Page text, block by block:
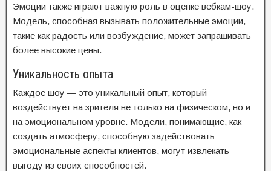
Эмоции также играют важную роль в оценке вебкам-шоу.
Модель, способная вызывать положительные эмоции,
такие как радость или возбуждение, может запрашивать
более высокие цены.
Уникальность опыта
Каждое шоу — это уникальный опыт, который
воздействует на зрителя не только на физическом, но и
на эмоциональном уровне. Модели, понимающие, как
создать атмосферу, способную задействовать
эмоциональные аспекты клиентов, могут извлекать
выгоду из своих способностей.